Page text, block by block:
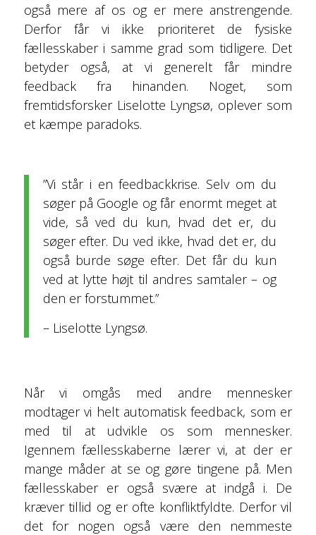
også mere af os og er mere anstrengende.
Derfor får vi ikke prioriteret de fysiske
fællesskaber i samme grad som tidligere. Det
betyder også, at vi generelt får mindre
feedback fra hinanden. Noget, som
fremtidsforsker Liselotte Lyngsø, oplever som
et kæmpe paradoks.
”Vi står i en feedbackkrise. Selv om du
søger på Google og får enormt meget at
vide, så ved du kun, hvad det er, du
søger efter. Du ved ikke, hvad det er, du
også burde søge efter. Det får du kun
ved at lytte højt til andres samtaler – og
den er forstummet.”
– Liselotte Lyngsø.
Når vi omgås med andre mennesker
modtager vi helt automatisk feedback, som er
med til at udvikle os som mennesker.
Igennem fællesskaberne lærer vi, at der er
mange måder at se og gøre tingene på. Men
fællesskaber er også svære at indgå i. De
kræver tillid og er ofte konfliktfyldte. Derfor vil
det for nogen også være den nemmeste